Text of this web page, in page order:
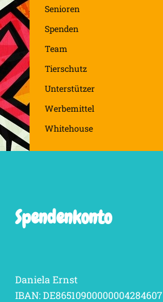
Senioren
Spenden
Team
Tierschutz
Unterstützer
Werbemittel
Whitehouse
Spendenkonto
Daniela Ernst
IBAN: DE86510900000004284607